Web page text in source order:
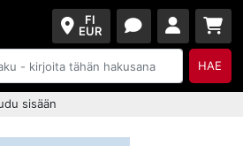
FI
EUR
HAE
sisään